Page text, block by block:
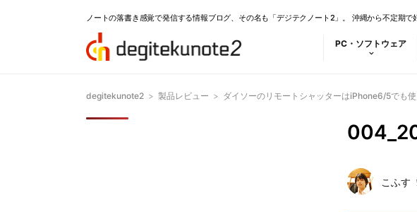
ノートの落書き感覚で発信する情報ブログ、その名も「デジテクノート2」。 沖縄から不定期で
PC・ソフトウェア
degitekunote2 > 製品レビュー > ダイソーのリモートシャッターはiPhone6/5でも
こふす